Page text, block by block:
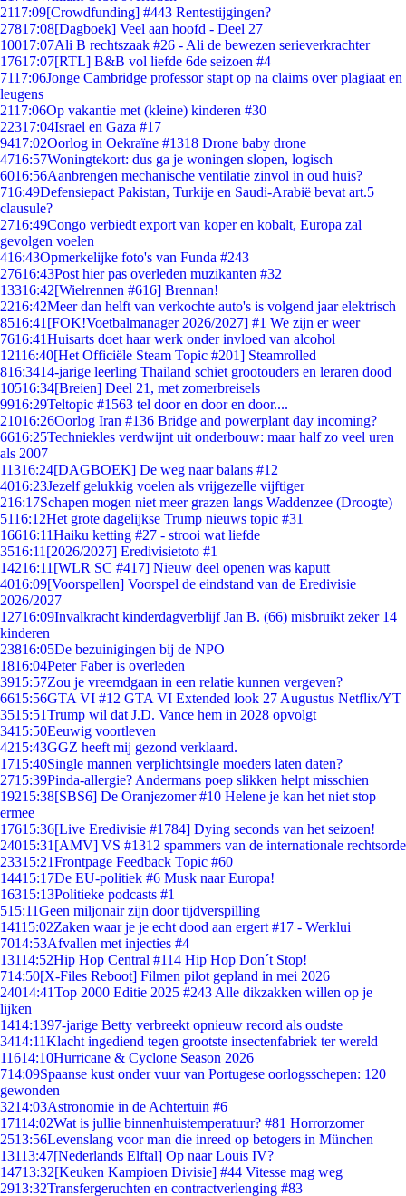
2117:09[Crowdfunding] #443 Rentestijgingen?
27817:08[Dagboek] Veel aan hoofd - Deel 27
10017:07Ali B rechtszaak #26 - Ali de bewezen serieverkrachter
17617:07[RTL] B&B vol liefde 6de seizoen #4
7117:06Jonge Cambridge professor stapt op na claims over plagiaat en
leugens
2117:06Op vakantie met (kleine) kinderen #30
22317:04Israel en Gaza #17
9417:02Oorlog in Oekraïne #1318 Drone baby drone
4716:57Woningtekort: dus ga je woningen slopen, logisch
6016:56Aanbrengen mechanische ventilatie zinvol in oud huis?
716:49Defensiepact Pakistan, Turkije en Saudi-Arabië bevat art.5
clausule?
2716:49Congo verbiedt export van koper en kobalt, Europa zal
gevolgen voelen
416:43Opmerkelijke foto's van Funda #243
27616:43Post hier pas overleden muzikanten #32
13316:42[Wielrennen #616] Brennan!
2216:42Meer dan helft van verkochte auto's is volgend jaar elektrisch
8516:41 [FOK!Voetbalmanager 2026/2027] #1 We zijn er weer
7616:41Huisarts doet haar werk onder invloed van alcohol
12116:40[Het Officiële Steam Topic #201] Steamrolled
816:3414-jarige leerling Thailand schiet grootouders en leraren dood
10516:34[Breien] Deel 21, met zomerbreisels
9916:29Teltopic #1563 tel door en door en door....
21016:26Oorlog Iran #136 Bridge and powerplant day incoming?
6616:25Techniekles verdwijnt uit onderbouw: maar half zo veel uren
als 2007
11316:24[DAGBOEK] De weg naar balans #12
4016:23Jezelf gelukkig voelen als vrijgezelle vijftiger
216:17Schapen mogen niet meer grazen langs Waddenzee (Droogte)
5116:12Het grote dagelijkse Trump nieuws topic #31
16616:11Haiku ketting #27 - strooi wat liefde
3516:11 [2026/2027] Eredivisietoto #1
14216:11 [WLR SC #417] Nieuw deel openen was kaputt
4016:09[Voorspellen] Voorspel de eindstand van de Eredivisie
2026/2027
12716:09Invalkracht kinderdagverblijf Jan B. (66) misbruikt zeker 14
kinderen
23816:05De bezuinigingen bij de NPO
1816:04Peter Faber is overleden
3915:57Zou je vreemdgaan in een relatie kunnen vergeven?
6615:56GTA VI #12 GTA VI Extended look 27 Augustus Netflix/YT
3515:51Trump wil dat J.D. Vance hem in 2028 opvolgt
3415:50Eeuwig voortleven
4215:43GGZ heeft mij gezond verklaard.
1715:40Single mannen verplichtsingle moeders laten daten?
2715:39Pinda-allergie? Andermans poep slikken helpt misschien
19215:38[SBS6] De Oranjezomer #10 Helene je kan het niet stop
ermee
17615:36[Live Eredivisie #1784] Dying seconds van het seizoen!
24015:31 [AMV] VS #1312 spammers van de internationale rechtsorde
23315:21Frontpage Feedback Topic #60
14415:17De EU-politiek #6 Musk naar Europa!
16315:13Politieke podcasts #1
515:11Geen miljonair zijn door tijdverspilling
14115:02Zaken waar je je echt dood aan ergert #17 - Werklui
7014:53Afvallen met injecties #4
13114:52Hip Hop Central #114 Hip Hop Don´t Stop!
714:50[X-Files Reboot] Filmen pilot gepland in mei 2026
24014:41Top 2000 Editie 2025 #243 Alle dikzakken willen op je
lijken
1414:1397-jarige Betty verbreekt opnieuw record als oudste
3414:11Klacht ingediend tegen grootste insectenfabriek ter wereld
11614:10Hurricane & Cyclone Season 2026
714:09Spaanse kust onder vuur van Portugese oorlogsschepen: 120
gewonden
3214:03Astronomie in de Achtertuin #6
17114:02Wat is jullie binnenhuistemperatuur? #81 Horrorzomer
2513:56Levenslang voor man die inreed op betogers in München
13113:47[Nederlands Elftal] Op naar Louis IV?
14713:32[Keuken Kampioen Divisie] #44 Vitesse mag weg
2913:32Transfergeruchten en contractverlenging #83